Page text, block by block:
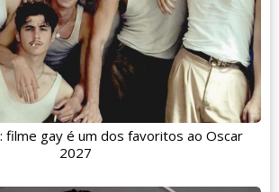
filme gay é um dos favoritos ao Oscar
2027